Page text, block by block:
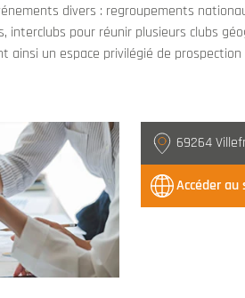
divers : regroupements
pour réunir plusieurs clubs
un espace privilégié de
69264
Accéder